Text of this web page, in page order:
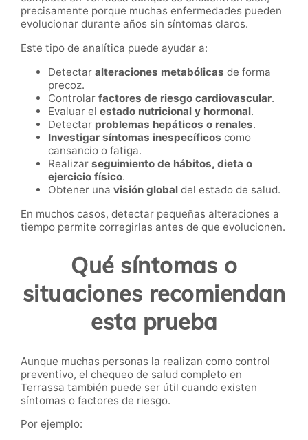
precisamente porque muchas enfermedades pueden
evolucionar durante años sin síntomas claros.
Este tipo de analítica puede ayudar a:
Detectar alteraciones metabólicas de forma
precoz.
Controlar factores de riesgo cardiovascular.
Evaluar el estado nutricional y hormonal.
Detectar problemas hepáticos o renales.
Investigar síntomas inespecíficos como
cansancio o fatiga.
Realizar seguimiento de hábitos, dieta o
ejercicio físico.
Obtener una visión global del estado de salud.
En muchos casos, detectar pequeñas alteraciones a
tiempo permite corregirlas antes de que evolucionen.
Qué síntomas o
situaciones recomiendan
esta prueba
Aunque muchas personas la realizan como control
preventivo, el chequeo de salud completo en
Terrassa también puede ser útil cuando existen
síntomas o factores de riesgo.
Por ejemplo: